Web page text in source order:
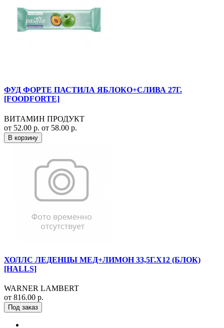
ФУД ФОРТЕ ПАСТИЛА ЯБЛОКО+СЛИВА 27Г.
[FOODFORTE]
ВИТАМИН ПРОДУКТ
от 52.00 р. от 58.00 р.
В корзину
ХОЛЛС ЛЕДЕНЦЫ МЕД+ЛИМОН 33,5Г.Х12 (БЛОК)
[HALLS]
WARNER LAMBERT
от 816.00 р.
Под заказ